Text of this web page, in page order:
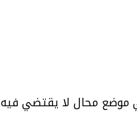
موضع محال لا يقتضي فيه